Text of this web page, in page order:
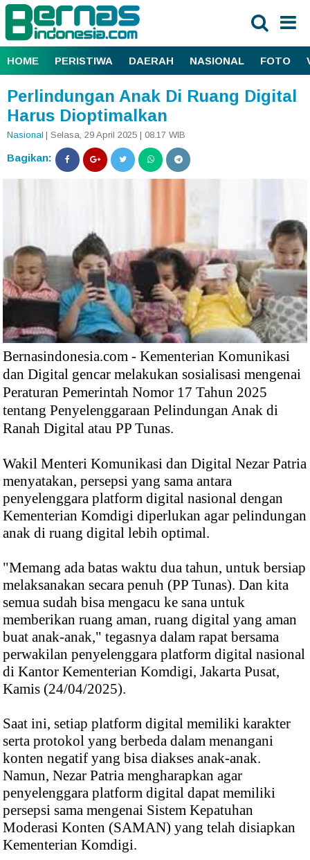
HOME PERISTIWA DAERAH NASIONAL FOTO
Perlindungan Anak Di Ruang Digital
Harus Dioptimalkan
Nasional | Selasa, 29 April 2025 | 08.17 WIB
Bagikan:
Bernasindonesia.com - Kementerian Komunikasi
dan Digital gencar melakukan sosialisasi mengenai
Peraturan Pemerintah Nomor 17 Tahun 2025
tentang Penyelenggaraan Pelindungan Anak di
Ranah Digital atau PP Tunas.
Wakil Menteri Komunikasi dan Digital Nezar Patria
menyatakan, persepsi yang sama antara
penyelenggara platform digital nasional dengan
Kementerian Komdigi diperlukan agar pelindungan
anak di ruang digital lebih optimal.
"Memang ada batas waktu dua tahun, untuk bersiap
melaksanakan secara penuh (PP Tunas). Dan kita
semua sudah bisa mengacu ke sana untuk
memberikan ruang aman, ruang digital yang aman
buat anak-anak," tegasnya dalam rapat bersama
perwakilan penyelenggara platform digital nasional
di Kantor Kementerian Komdigi, Jakarta Pusat,
Kamis (24/04/2025).
Saat ini, setiap platform digital memiliki karakter
serta protokol yang berbeda dalam menangani
konten negatif yang bisa diakses anak-anak.
Namun, Nezar Patria mengharapkan agar
penyelenggara platform digital dapat memiliki
persepsi sama mengenai Sistem Kepatuhan
Moderasi Konten (SAMAN) yang telah disiapkan
Kementerian Komdigi.